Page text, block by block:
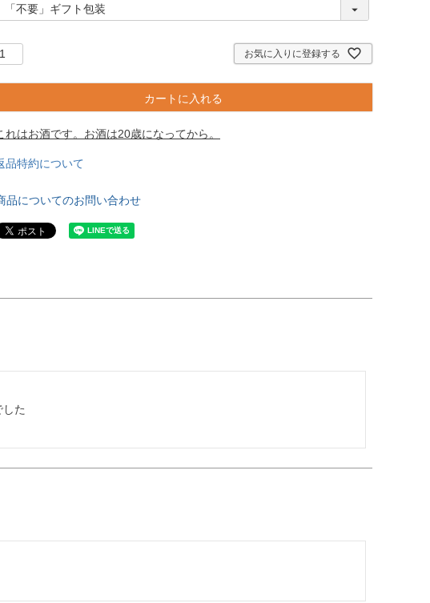
お気に入りに登録する
カートに入れる
れはお酒です。お酒は20歳になってから。
品特約について
品についてのお問い合わせ
た